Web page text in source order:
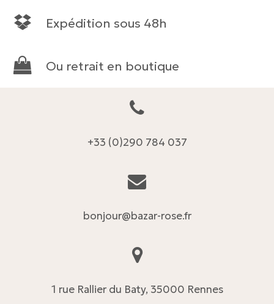
Expédition sous 48h
Ou retrait en boutique
+33 (0)290 784 037
bonjour@bazar-rose.fr
1 rue Rallier du Baty, 35000 Rennes